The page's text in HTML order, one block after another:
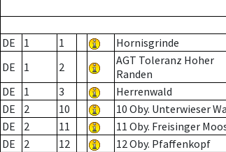
DE
1 1 Hornisgrinde
DE
1 2
AGT Toleranz Hoher
Randen
DE
1 3 Herrenwald
DE
2 10 10 Oby. Unterwieser
DE
2 11 11 Oby. Freisinger
DE
2 12 12 Oby. Pfaffenkopf